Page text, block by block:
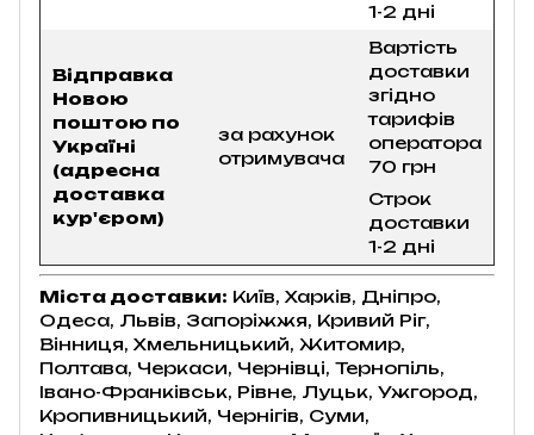
1-2 дні
Відправка
Новою
поштою по
Україні
(адресна
доставка
кур'єром)
за рахунок
отримувача
Вартість
доставки
згідно
тарифів
оператора
70 грн
Строк
доставки
1-2 дні
Міста доставки: Київ, Харків, Дніпро,
Одеса, Львів, Запоріжжя, Кривий Ріг,
Вінниця, Хмельницький, Житомир,
Полтава, Черкаси, Чернівці, Тернопіль,
Івано-Франківськ, Рівне, Луцьк, Ужгород,
Кропивницький, Чернігів, Суми,